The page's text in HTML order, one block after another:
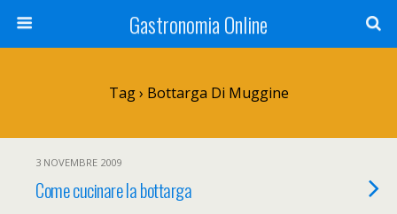
Gastronomia Online
Tag › Bottarga Di Muggine
3 NOVEMBRE 2009
Come cucinare la bottarga